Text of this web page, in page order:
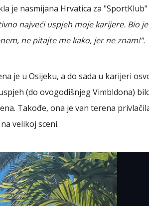
je nasmijana Hrvatica za
najveći uspjeh moje karijere. Bio
ne pitajte me kako, jer ne znam!".
je u Osijeku, a do sada u karijeri
(do ovogodišnjeg Vimbldona)
Takođe, ona je van terena
velikoj sceni.